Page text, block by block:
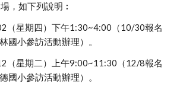
，如下列說明︰
（星期四）下午1:30~4:00（10/30報名
國小參訪活動辦理）。
（星期二）上午9:00~11:30（12/8報名
國小參訪活動辦理）。